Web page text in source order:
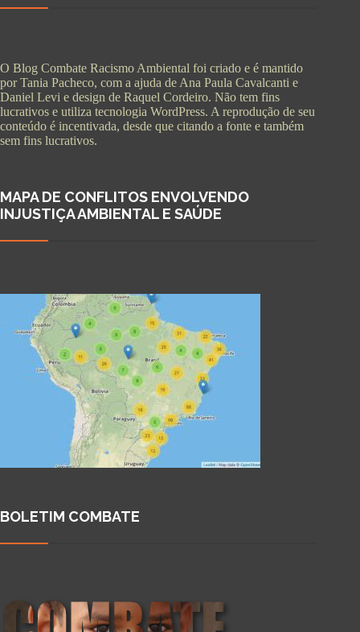
O Blog Combate Racismo Ambiental foi criado e é mantido
por Tania Pacheco, com a ajuda de Ana Paula Cavalcanti e
Daniel Levi e design de Raquel Cordeiro. Não tem fins
lucrativos e utiliza tecnologia WordPress. A reprodução de seu
conteúdo é incentivada, desde que citando a fonte e também
sem fins lucrativos.
MAPA DE CONFLITOS ENVOLVENDO
INJUSTIÇA AMBIENTAL E SAÚDE
BOLETIM COMBATE